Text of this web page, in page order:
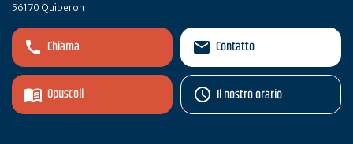
56170 Quiberon
Chiama
Opuscoli
Contatto
Il nostro orario